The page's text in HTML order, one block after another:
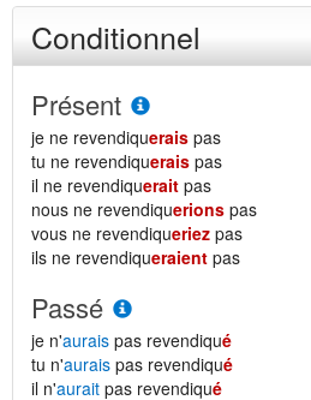
Conditionnel
Présent
je ne revendiquerais pas
tu ne revendiquerais pas
il ne revendiquerait pas
nous ne revendiquerions pas
vous ne revendiqueriez pas
ils ne revendiqueraient pas
Passé
je n'aurais pas revendiqué
tu n'aurais pas revendiqué
il n'aurait pas revendiqué